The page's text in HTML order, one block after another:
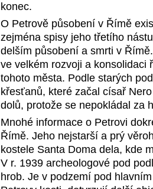
konec.
O Petrově působení v Římě
zejména spisy jeho třetího
delším působení a smrti v
ve velkém rozvoji a konsolidaci
tohoto města. Podle starých
křesťanů, které začal císař
dolů, protože se nepokládal za
Mnohé informace o Petrovi
Římě. Jeho nejstarší a prý
kostele Santa Doma dela, kde
V r. 1939 archeologové pod
hrob. Je v podzemí pod